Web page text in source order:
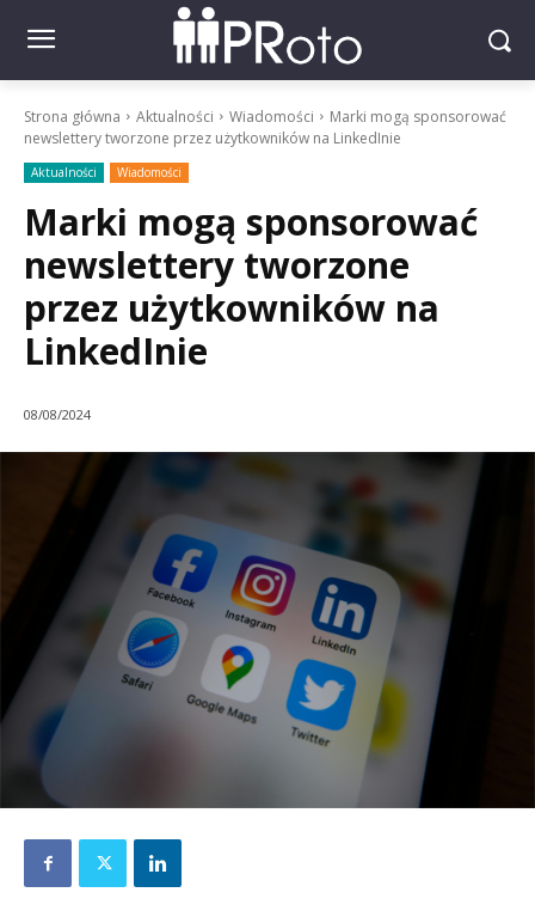
Strona główna Aktualności Wiadomości
Marki mogą sponsorować
newslettery tworzone przez użytkowników na LinkedInie
Aktualności Wiadomości
Marki mogą sponsorować
newslettery tworzone
przez użytkowników na
LinkedInie
08/08/2024